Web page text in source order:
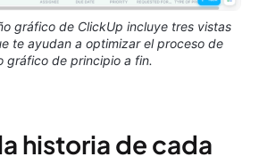
gráfico de ClickUp incluye tres vistas
te ayudan a optimizar el proceso de
gráfico de principio a fin.
historia de cada